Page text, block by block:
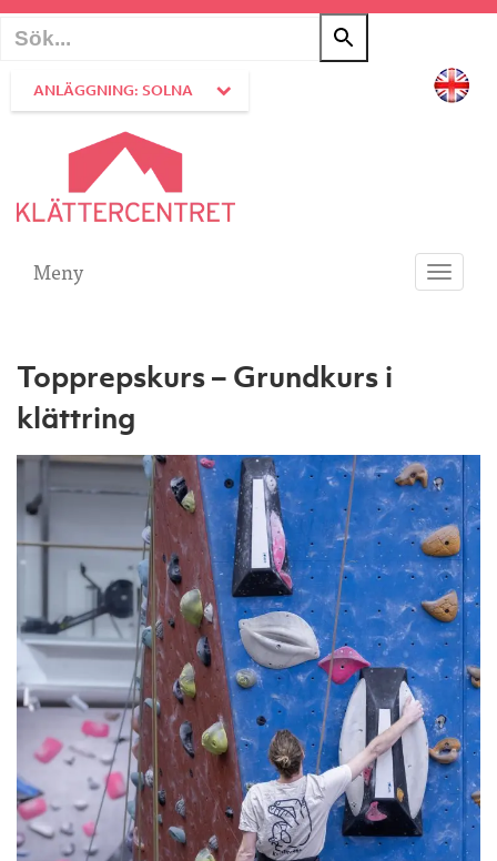
ANLÄGGNING: SOLNA
Toggle
Meny
Topprepskurs – Grundkurs i
klättring